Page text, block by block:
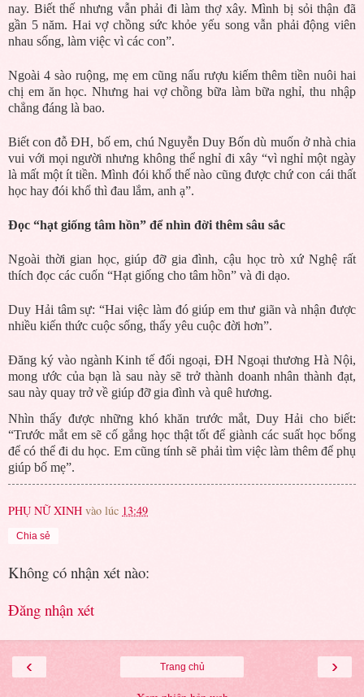
nay. Biết thế nhưng vẫn phải đi làm thợ xây. Mình bị sỏi thận đã
gần 5 năm. Hai vợ chồng sức khỏe yếu song vẫn phải động viên
nhau sống, làm việc vì các con”.
Ngoài 4 sào ruộng, mẹ em cũng nấu rượu kiếm thêm tiền nuôi hai
chị em ăn học. Nhưng hai vợ chồng bữa làm bữa nghỉ, thu nhập
chẳng đáng là bao.
Biết con đỗ ĐH, bố em, chú Nguyễn Duy Bốn dù muốn ở nhà chia
vui với mọi người nhưng không thể nghỉ đi xây “vì nghỉ một ngày
là mất một ít tiền. Mình đói khổ thế nào cũng được chứ con cái thất
học hay đói khổ thì đau lắm, anh ạ”.
Đọc “hạt giống tâm hồn” để nhìn đời thêm sâu sắc
Ngoài thời gian học, giúp đỡ gia đình, cậu học trò xứ Nghệ rất
thích đọc các cuốn “Hạt giống cho tâm hồn” và đi dạo.
Duy Hải tâm sự: “Hai việc làm đó giúp em thư giãn và nhận được
nhiều kiến thức cuộc sống, thấy yêu cuộc đời hơn”.
Đăng ký vào ngành Kinh tế đối ngoại, ĐH Ngoại thương Hà Nội,
mong ước của bạn là sau này sẽ trở thành doanh nhân thành đạt,
sau này quay trở về giúp đỡ gia đình và quê hương.
Nhìn thấy được những khó khăn trước mắt, Duy Hải cho biết:
“Trước mắt em sẽ cố gắng học thật tốt để giành các suất học bổng
để có thể đi du học. Em cũng tính sẽ phải tìm việc làm thêm để phụ
giúp bố mẹ”.
PHỤ NỮ XINH vào lúc 13:49
Chia sẻ
Không có nhận xét nào:
Đăng nhận xét
‹ ›
Trang chủ